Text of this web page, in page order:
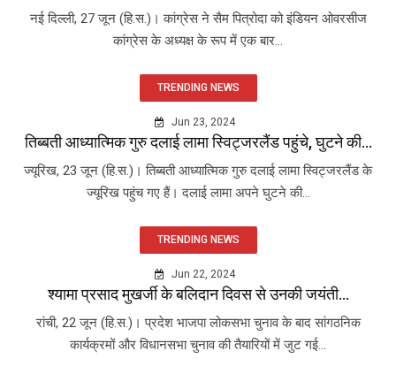
नई दिल्ली, 27 जून (हि.स.)। कांग्रेस ने सैम पित्रोदा को इंडियन ओवरसीज
कांग्रेस के अध्यक्ष के रूप में एक बार...
TRENDING NEWS
Jun 23, 2024
तिब्बती आध्यात्मिक गुरु दलाई लामा स्विट्जरलैंड पहुंचे, घुटने की...
ज्यूरिख, 23 जून (हि.स.)। तिब्बती आध्यात्मिक गुरु दलाई लामा स्विट्जरलैंड के
ज्यूरिख पहुंच गए हैं। दलाई लामा अपने घुटने की...
TRENDING NEWS
Jun 22, 2024
श्यामा प्रसाद मुखर्जी के बलिदान दिवस से उनकी जयंती...
रांची, 22 जून (हि.स.)। प्रदेश भाजपा लोकसभा चुनाव के बाद सांगठनिक
कार्यक्रमों और विधानसभा चुनाव की तैयारियों में जुट गई...